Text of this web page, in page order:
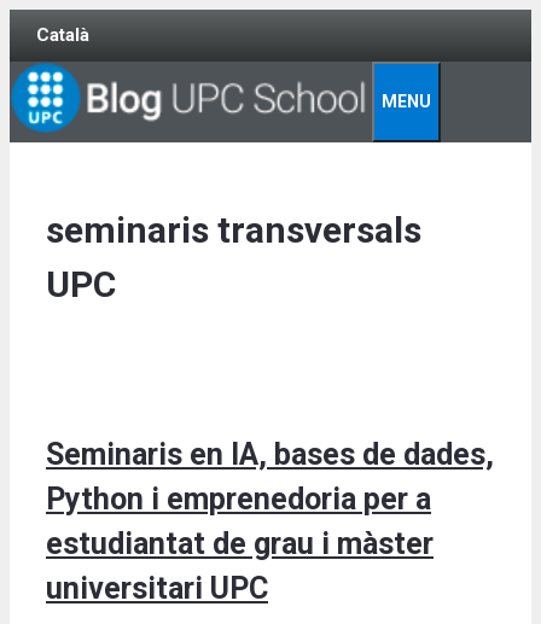
Skip
content
Català
MENU
seminaris transversals
UPC
Seminaris en IA, bases de dades,
Python i emprenedoria per a
estudiantat de grau i màster
universitari UPC